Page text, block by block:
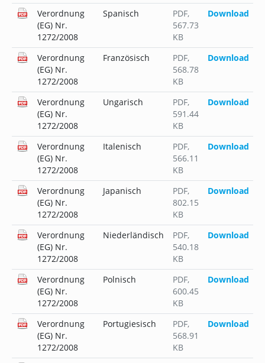
Verordnung
(EG) Nr.
1272/2008
Spanisch PDF,
567.73
KB
Download
Verordnung
(EG) Nr.
1272/2008
Französisch PDF,
568.78
KB
Download
Verordnung
(EG) Nr.
1272/2008
Ungarisch PDF,
591.44
KB
Download
Verordnung
(EG) Nr.
1272/2008
Italenisch PDF,
566.11
KB
Download
Verordnung
(EG) Nr.
1272/2008
Japanisch PDF,
802.15
KB
Download
Verordnung
(EG) Nr.
1272/2008
Niederländisch PDF,
540.18
KB
Download
Verordnung
(EG) Nr.
1272/2008
Polnisch PDF,
600.45
KB
Download
Verordnung
(EG) Nr.
1272/2008
Portugiesisch PDF,
568.91
KB
Download